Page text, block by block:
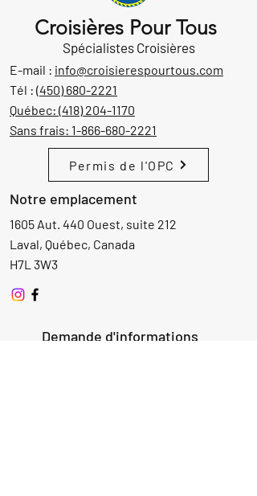
Croisières Pour Tous
Spécialistes Croisières
E-mail : info@croisierespourtous.com
Tél : (450) 680-2221
Québec: (418) 204-1170
Sans frais: 1-866-680-2221
Permis de l'OPC
Notre emplacement
1605 Aut. 440 Ouest, suite 212
Laval, Québec, Canada
H7L 3W3
Demande d'informations